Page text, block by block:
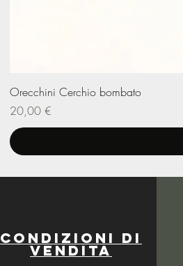
Orecchini Cerchio bombato
Prezzo
20,00 €
Condizioni di
vendita